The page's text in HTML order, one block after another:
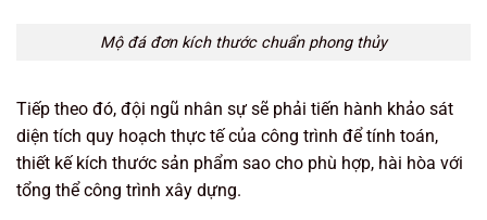
Mộ đá đơn kích thước chuẩn phong thủy
Tiếp theo đó, đội ngũ nhân sự sẽ phải tiến hành khảo sát
diện tích quy hoạch thực tế của công trình để tính toán,
thiết kế kích thước sản phẩm sao cho phù hợp, hài hòa với
tổng thể công trình xây dựng.